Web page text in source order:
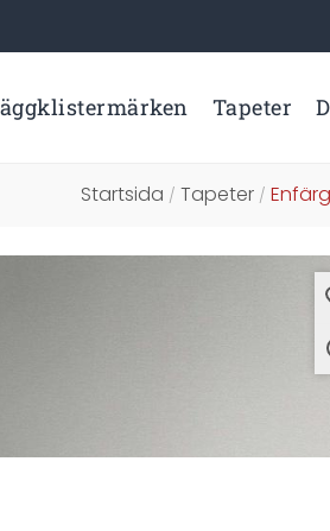
Tapeter
Startsida / Tapeter /